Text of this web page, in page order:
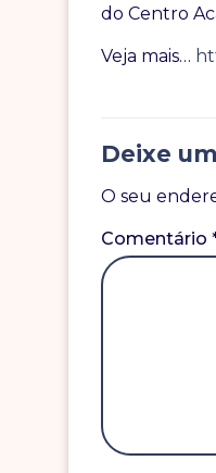
do Centro
Veja mais…
Deixe
O seu
Comentário